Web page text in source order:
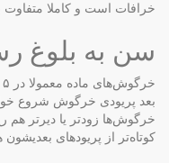
خرافات است و کاملا
سن به بلوغ
بعد پریودی خرگوش شروع
خرگوش‌ها زودتر یا دیرتر هم
کوتاه‌تر از پریود‌های بعدیشون هست و